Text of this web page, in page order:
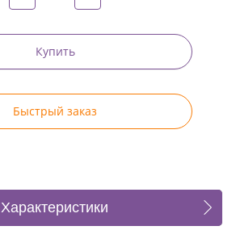
Купить
Быстрый заказ
Характеристики
Отзывы